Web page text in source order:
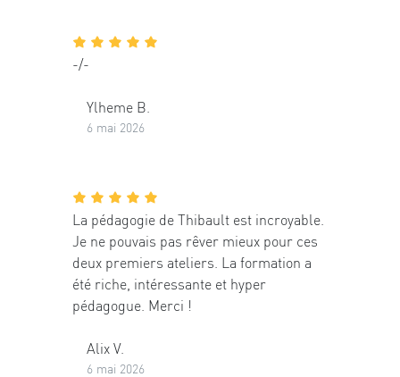
-/-
Ylheme B.
6 mai 2026
La pédagogie de Thibault est incroyable.
Je ne pouvais pas rêver mieux pour ces
deux premiers ateliers. La formation a
été riche, intéressante et hyper
pédagogue. Merci !
Alix V.
6 mai 2026